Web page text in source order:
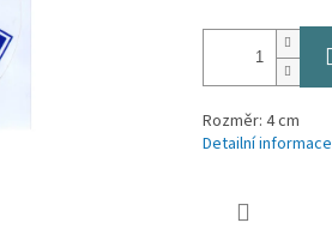
Rozměr: 4 cm
Detailní informace